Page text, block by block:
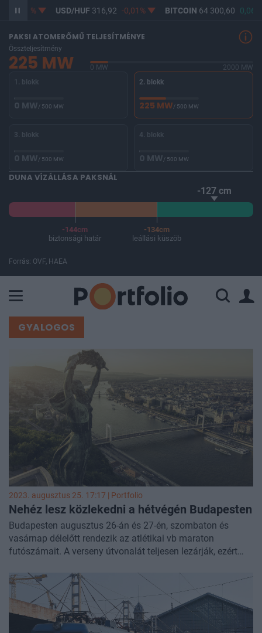
USD/HUF316,92 -0,01% BITCOIN 64 300,60 0,06%
PAKSI ATOMERŐMŰ TELJESÍTMÉNYE
Összteljesítmény
225 MW 0 MW
2000 MW
1. blokk
0 MW/ 500 MW
2. blokk
225 MW/ 500 MW
3. blokk
0 MW/ 500 MW
4. blokk
0 MW/ 500 MW
DUNA VÍZÁLLÁSA PAKSNÁL
-127 cm
-144cm
biztonsági határ
-134cm
leállási küszöb
Forrás: OVF, HAEA
GYALOGOS
2023. augusztus 25. 17:17 | Portfolio
Nehéz lesz közlekedni a hétvégén Budapesten
Budapesten augusztus 26-án és 27-én, szombaton és
vasárnap délelőtt rendezik az atlétikai vb maraton
futószámait. A verseny útvonalát teljesen lezárják, ezért
útvonalon - írja aBudapesti Közlekedési Központ